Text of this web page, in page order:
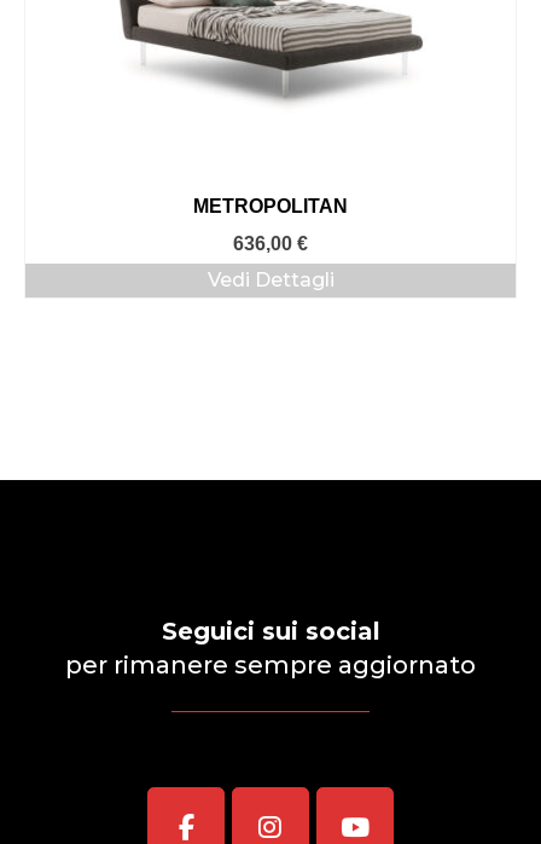
METROPOLITAN
636,00 €
Vedi Dettagli
Seguici sui social
per rimanere sempre aggiornato